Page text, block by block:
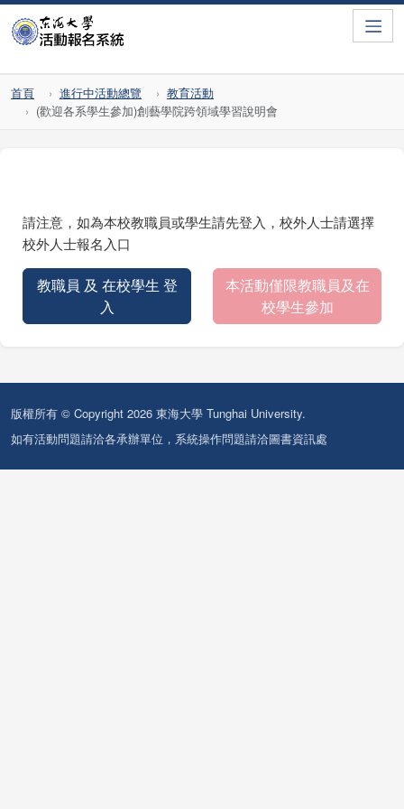
首頁 進行中活動總覽
教育活動
(歡迎各系學生參加)創藝學院跨領域學習說明會
請注意，如為本校教職員或學生請先登入，校外人士請選擇
校外人士報名入口
教職員 及 在校學生 登
入
本活動僅限教職員及在
校學生參加
版權所有 © Copyright 2026 東海大學 Tunghai University.
如有活動問題請洽各承辦單位，系統操作問題請洽圖書資訊處